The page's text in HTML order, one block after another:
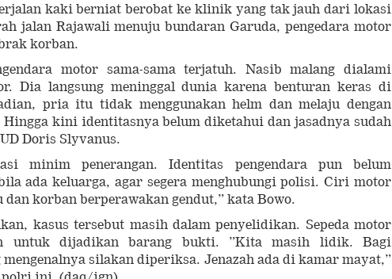
kaki berniat berobat ke klinik yang tak jauh dari lokasi
jalan Rajawali menuju bundaran Garuda, pengedara motor
korban.
motor sama-sama terjatuh. Nasib malang dialami
Dia langsung meninggal dunia karena benturan keras di
pria itu tidak menggunakan helm dan melaju dengan
Hingga kini identitasnya belum diketahui dan jasadnya sudah
Doris Slyvanus.
minim penerangan. Identitas pengendara pun belum
ada keluarga, agar segera menghubungi polisi. Ciri motor
korban berperawakan gendut,” kata Bowo.
kasus tersebut masih dalam penyelidikan. Sepeda motor
untuk dijadikan barang bukti. ”Kita masih lidik. Bagi
silakan diperiksa. Jenazah ada di kamar mayat,”